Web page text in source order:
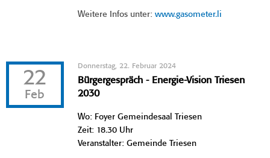
Weitere Infos unter:www.gasometer.li
22
Feb
Donnerstag, 22. Februar 2024
Bürgergespräch - Energie-Vision Triesen
2030
Wo: Foyer Gemeindesaal Triesen
Zeit: 18.30 Uhr
Veranstalter: Gemeinde Triesen